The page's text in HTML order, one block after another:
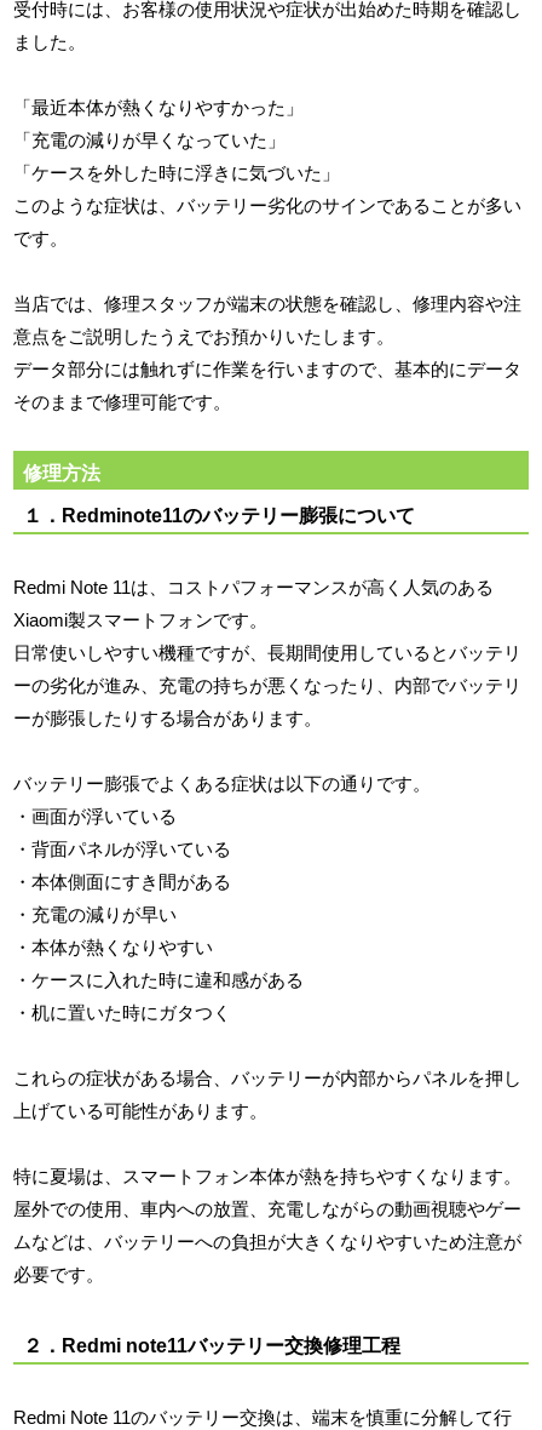
受付時には、お客様の使用状況や症状が出始めた時期を確認し
ました。
「最近本体が熱くなりやすかった」
「充電の減りが早くなっていた」
「ケースを外した時に浮きに気づいた」
このような症状は、バッテリー劣化のサインであることが多い
です。
当店では、修理スタッフが端末の状態を確認し、修理内容や注
意点をご説明したうえでお預かりいたします。
データ部分には触れずに作業を行いますので、基本的にデータ
そのままで修理可能です。
修理方法
１．Redminote11のバッテリー膨張について
Redmi Note 11は、コストパフォーマンスが高く人気のある
Xiaomi製スマートフォンです。
日常使いしやすい機種ですが、長期間使用しているとバッテリ
ーの劣化が進み、充電の持ちが悪くなったり、内部でバッテリ
ーが膨張したりする場合があります。
バッテリー膨張でよくある症状は以下の通りです。
・画面が浮いている
・背面パネルが浮いている
・本体側面にすき間がある
・充電の減りが早い
・本体が熱くなりやすい
・ケースに入れた時に違和感がある
・机に置いた時にガタつく
これらの症状がある場合、バッテリーが内部からパネルを押し
上げている可能性があります。
特に夏場は、スマートフォン本体が熱を持ちやすくなります。
屋外での使用、車内への放置、充電しながらの動画視聴やゲー
ムなどは、バッテリーへの負担が大きくなりやすいため注意が
必要です。
２．Redmi note11バッテリー交換修理工程
Redmi Note 11のバッテリー交換は、端末を慎重に分解して行